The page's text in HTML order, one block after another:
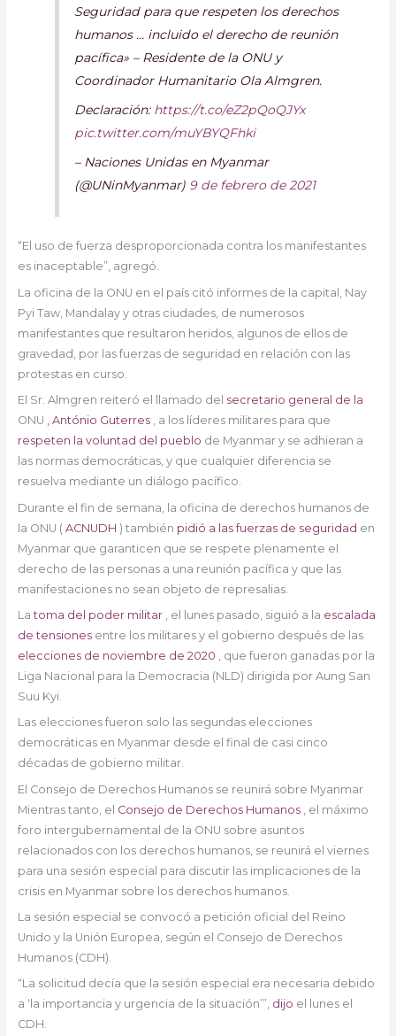
Seguridad para que respeten los derechos
humanos … incluido el derecho de reunión
pacífica» – Residente de la ONU y
Coordinador Humanitario Ola Almgren.
Declaración: https://t.co/eZ2pQoQJYx
pic.twitter.com/muYBYQFhki
– Naciones Unidas en Myanmar
(@UNinMyanmar) 9 de febrero de 2021
“El uso de fuerza desproporcionada contra los manifestantes
es inaceptable”, agregó.
La oficina de la ONU en el país citó informes de la capital, Nay
Pyi Taw, Mandalay y otras ciudades, de numerosos
manifestantes que resultaron heridos, algunos de ellos de
gravedad, por las fuerzas de seguridad en relación con las
protestas en curso.
El Sr. Almgren reiteró el llamado del secretario general de la
ONU , António Guterres, a los líderes militares para que
respeten la voluntad del pueblo de Myanmar y se adhieran a
las normas democráticas, y que cualquier diferencia se
resuelva mediante un diálogo pacífico.
Durante el fin de semana, la oficina de derechos humanos de
la ONU ( ACNUDH ) también pidió a las fuerzas de seguridad en
Myanmar que garanticen que se respete plenamente el
derecho de las personas a una reunión pacífica y que las
manifestaciones no sean objeto de represalias.
Latoma del poder militar, el lunes pasado, siguió a la escalada
de tensionesentre los militares y el gobierno después de las
elecciones de noviembre de 2020 , que fueron ganadas por la
Liga Nacional para la Democracia (NLD) dirigida por Aung San
Suu Kyi.
Las elecciones fueron solo las segundas elecciones
democráticas en Myanmar desde el final de casi cinco
décadas de gobierno militar.
El Consejo de Derechos Humanos se reunirá sobre Myanmar
Mientras tanto, el Consejo de Derechos Humanos, el máximo
foro intergubernamental de la ONU sobre asuntos
relacionados con los derechos humanos, se reunirá el viernes
para una sesión especial para discutir las implicaciones de la
crisis en Myanmar sobre los derechos humanos.
La sesión especial se convocó a petición oficial del Reino
Unido y la Unión Europea, según el Consejo de Derechos
Humanos (CDH).
“La solicitud decía que la sesión especial era necesaria debido
a ‘la importancia y urgencia de la situación’”, dijo el lunes el
CDH.